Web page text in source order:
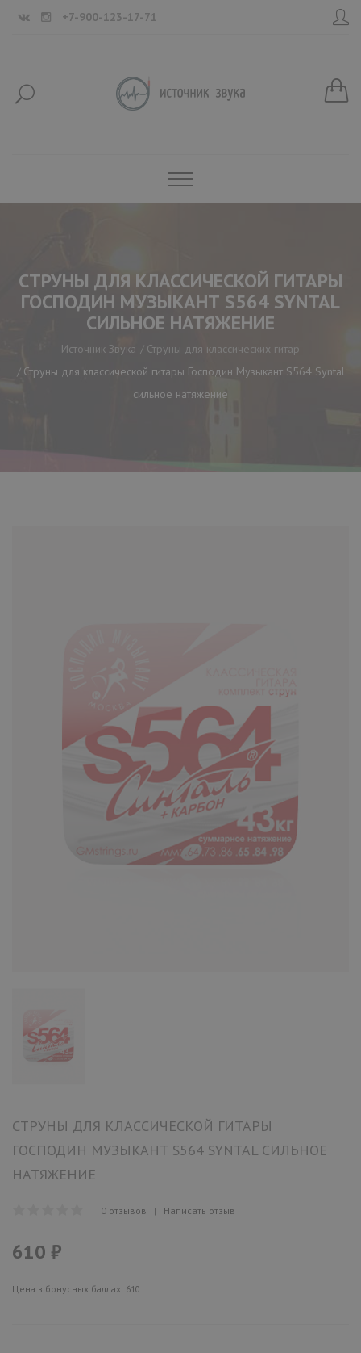
+7-900-123-17-71
СТРУНЫ ДЛЯ КЛАССИЧЕСКОЙ ГИТАРЫ
ГОСПОДИН МУЗЫКАНТ S564 SYNTAL
СИЛЬНОЕ НАТЯЖЕНИЕ
Источник Звука
Струны для классических гитар
Струны для классической гитары Господин Музыкант S564 Syntal
сильное натяжение
СТРУНЫ ДЛЯ КЛАССИЧЕСКОЙ ГИТАРЫ
ГОСПОДИН МУЗЫКАНТ S564 SYNTAL СИЛЬНОЕ
НАТЯЖЕНИЕ
0 отзывов | Написать отзыв
610 ₽
Цена в бонусных баллах: 610